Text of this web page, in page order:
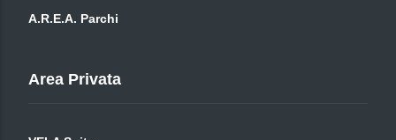
A.R.E.A. Parchi
Area Privata